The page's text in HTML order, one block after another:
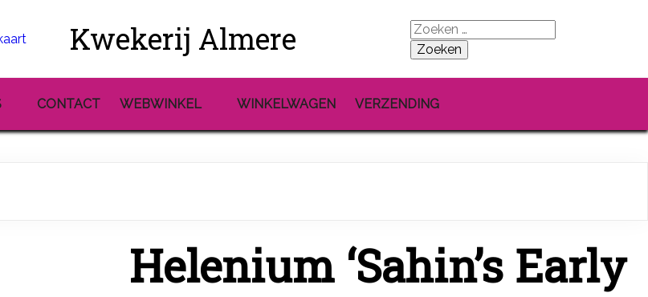
Kwekerij Almere
Zoeken
naar:
CONTACT WEBWINKEL WINKELWAGEN VERZENDING
Helenium ‘Sahin’s Early